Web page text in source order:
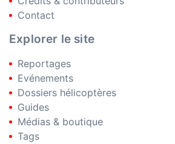
Contact
Explorer le site
Reportages
Evénements
Dossiers hélicoptères
Guides
Médias & boutique
Tags